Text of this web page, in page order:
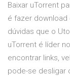
Baixar uTorrent
é fazer
dúvidas que o
uTorrent é líder
encontrar links,
pode-se desligar